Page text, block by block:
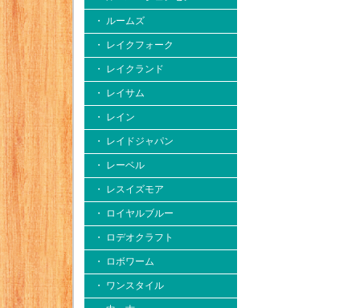
・ ルームズ
・ レイクフォーク
・ レイクランド
・ レイサム
・ レイン
・ レイドジャパン
・ レーベル
・ レスイズモア
・ ロイヤルブルー
・ ロデオクラフト
・ ロボワーム
・ ワンスタイル